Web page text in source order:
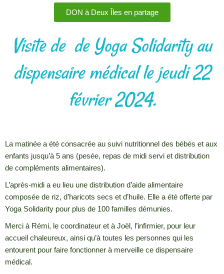
DON à Deux Îles en partage
Visite de de Yoga Solidarity au
dispensaire médical le jeudi 22
février 2024.
La matinée a été consacrée au suivi nutritionnel des bébés et aux
enfants jusqu’à 5 ans (pesée, repas de midi servi et distribution
de compléments alimentaires).
L’après-midi a eu lieu une distribution d’aide alimentaire
composée de riz, d’haricots secs et d’huile. Elle a été offerte par
Yoga Solidarity pour plus de 100 familles démunies.
Merci à Rémi, le coordinateur et à Joël, l’infirmier, pour leur
accueil chaleureux, ainsi qu’à toutes les personnes qui les
entourent pour faire fonctionner à merveille ce dispensaire
médical.